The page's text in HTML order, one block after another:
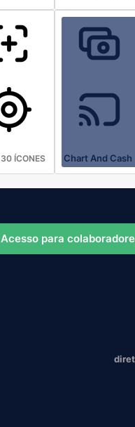
30 ÍCONES Chart And Cash
Acesso para